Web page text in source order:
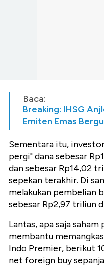
Baca:
Breaking: IHSG
Emiten Emas
Sementara itu,
pergi" dana sebesar
dan sebesar Rp14,02
sepekan terakhir. Di
melakukan pembelian
sebesar Rp2,97 triliun
Lantas, apa saja
membantu
Indo Premier, berikut
net foreign buy